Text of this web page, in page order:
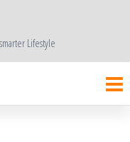
Lifestyle